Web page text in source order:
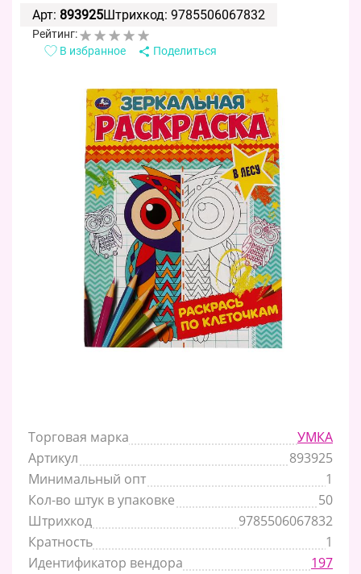
Арт: 893925Штрихкод: 9785506067832
Рейтинг:
В избранное
Поделиться
Торговая марка
УМКА
Артикул
893925
Минимальный опт
1
Кол-во штук в упаковке
50
Штрихкод
9785506067832
Кратность
1
Идентификатор вендора
197